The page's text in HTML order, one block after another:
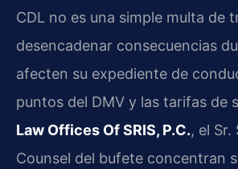
CDL no es una simple multa de
desencadenar consecuencias
afecten su expediente de
puntos del DMV y las tarifas de
Law Offices Of SRIS, P.C., el Sr.
Counsel del bufete concentran